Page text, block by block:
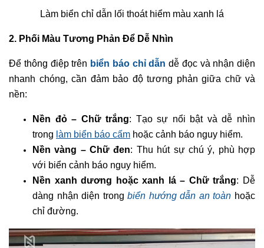
Làm biển chỉ dẫn lối thoát hiểm màu xanh lá
2. Phối Màu Tương Phản Để Dễ Nhìn
Để thông điệp trên biển báo chỉ dẫn dễ đọc và nhận diện
nhanh chóng, cần đảm bảo độ tương phản giữa chữ và
nền:
Nền đỏ – Chữ trắng: Tạo sự nổi bật và dễ nhìn
trong làm biển báo cấm hoặc cảnh báo nguy hiểm.
Nền vàng – Chữ đen: Thu hút sự chú ý, phù hợp
với biển cảnh báo nguy hiểm.
Nền xanh dương hoặc xanh lá – Chữ trắng: Dễ
dàng nhận diện trongbiển hướng dẫn an toàn hoặc
chỉ đường.